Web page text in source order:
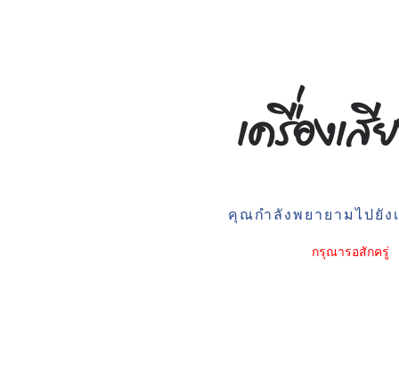
คุณกำลังพยายามไปยัง
กรุณารอสักครู่